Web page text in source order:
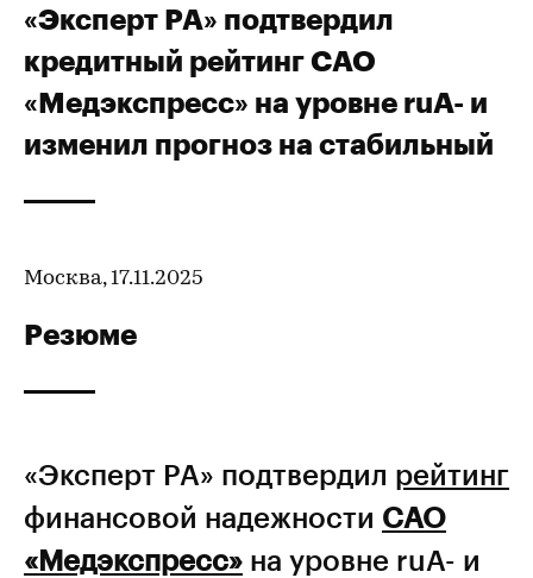
«Эксперт РА» подтвердил
кредитный рейтинг САО
«Медэкспресс» на уровне ruA- и
изменил прогноз на стабильный
Москва, 17.11.2025
Резюме
«Эксперт РА» подтвердил рейтинг
финансовой надежности САО
«Медэкспресс» на уровне ruA- и